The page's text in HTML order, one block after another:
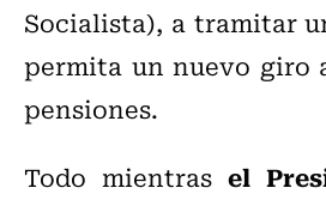
Socialista), a tramitar
permita un nuevo giro
pensiones.
Todo mientras el